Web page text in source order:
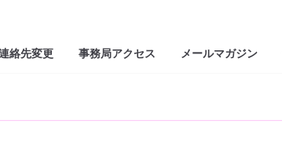
絡先変更 事務局アクセス メールマガジン